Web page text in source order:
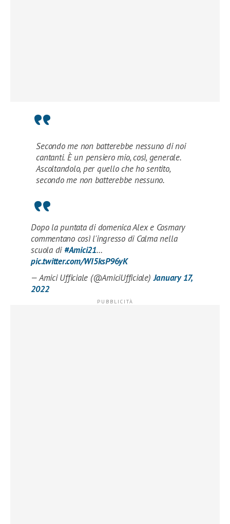
Secondo me non batterebbe nessuno di noi
cantanti. È un pensiero mio, così, generale.
Ascoltandolo, per quello che ho sentito,
secondo me non batterebbe nessuno.
Dopo la puntata di domenica Alex e Cosmary
commentano così l'ingresso di Calma nella
scuola di #Amici21…
pic.twitter.com/WI5ksP96yK
— Amici Ufficiale (@AmiciUfficiale)January 17,
2022